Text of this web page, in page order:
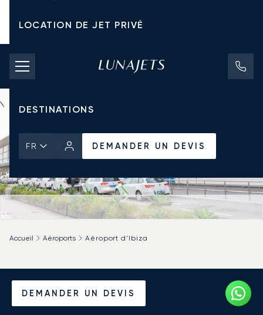
LOCATION DE JET PRIVÉ
TARIFS D'AFFRÈTEMENT
JETS PRIVÉS
DESTINATIONS
FR DEMANDER UN DEVIS
DEMANDER UN DEVIS
Accueil Aéroports Aéroport d'Ibiza
Louer un Jet Privé de/vers
l'Aéroport d'Ibiza